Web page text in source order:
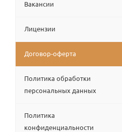
Вакансии
Лицензии
Договор-оферта
Политика обработки
персональных данных
Политика
конфиденциальности